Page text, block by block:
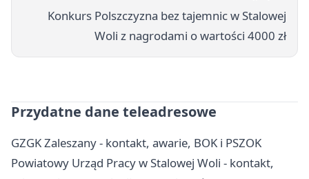
Konkurs Polszczyzna bez tajemnic w Stalowej
Woli z nagrodami o wartości 4000 zł
Przydatne dane teleadresowe
GZGK Zaleszany - kontakt, awarie, BOK i PSZOK
Powiatowy Urząd Pracy w Stalowej Woli - kontakt,